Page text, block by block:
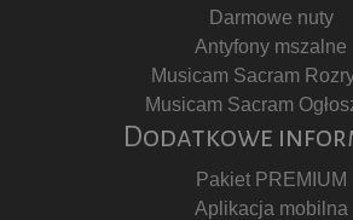
Darmowe nuty
Antyfony mszalne
Musicam Sacram
Musicam Sacram
Dodatkowe
Pakiet PREMIUM
Aplikacja mobilna